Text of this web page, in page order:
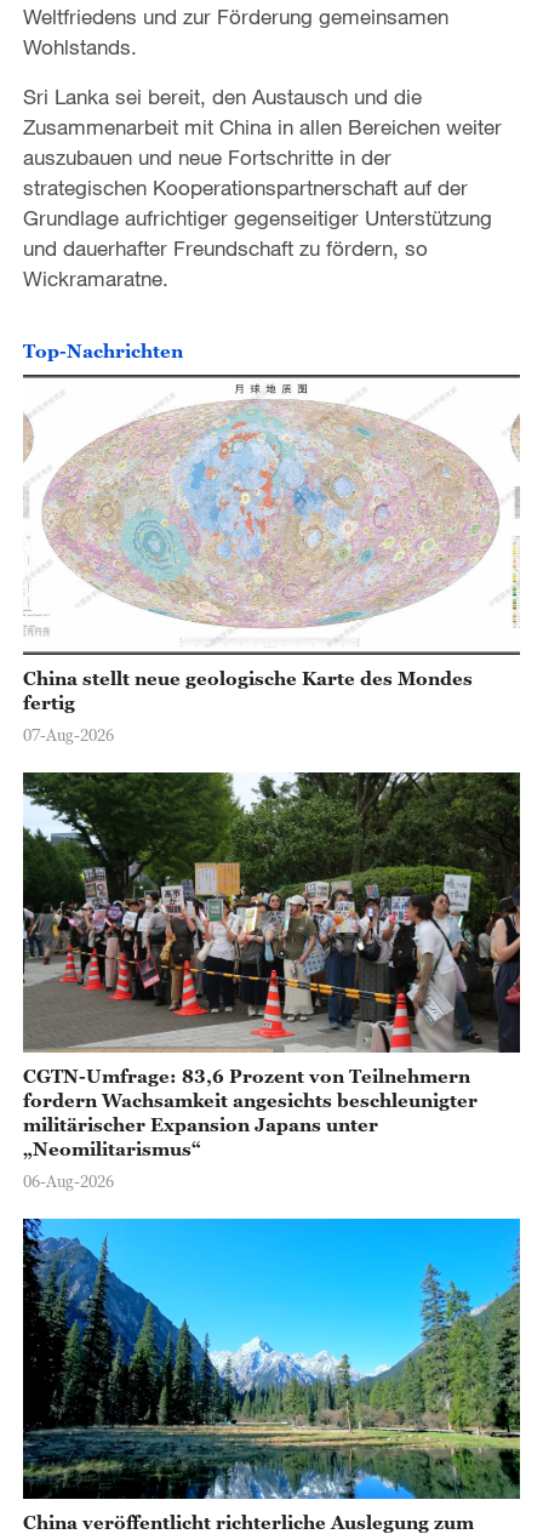
Weltfriedens und zur Förderung gemeinsamen
Wohlstands.
Sri Lanka sei bereit, den Austausch und die
Zusammenarbeit mit China in allen Bereichen weiter
auszubauen und neue Fortschritte in der
strategischen Kooperationspartnerschaft auf der
Grundlage aufrichtiger gegenseitiger Unterstützung
und dauerhafter Freundschaft zu fördern, so
Wickramaratne.
Top-Nachrichten
China stellt neue geologische Karte des Mondes
fertig
07-Aug-2026
CGTN-Umfrage: 83,6 Prozent von Teilnehmern
fordern Wachsamkeit angesichts beschleunigter
militärischer Expansion Japans unter
„Neomilitarismus“
06-Aug-2026
China veröffentlicht richterliche Auslegung zum